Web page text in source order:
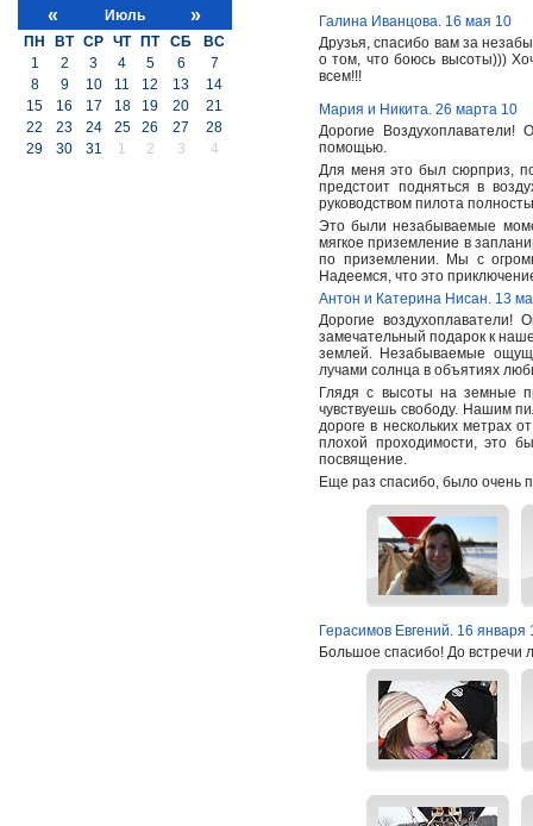
«
Июль »
ПН ВТ СР ЧТ ПТ СБ
ВС
1
2 3 4 5 6
7
8
9 10 11 12 13
14
15
16 17 18 19 20
21
22
23 24 25 26 27
28
29
30 31 1 2 3 4
Галина Иванцова. 16 мая 10
Друзья, спасибо вам за
о том, что боюсь высоты)))
всем!!!
Мария и Никита. 26 марта 10
Дорогие
помощью.
Для меня это был сюрприз,
предстоит подняться в
руководством пилота
Это были незабываемые
мягкое приземление в
по приземлении. Мы с
Надеемся, что это
Антон и Катерина Нисан. 13
Дорогие
замечательный подарок к
землей. Незабываемые
лучами солнца в объятиях
Глядя с высоты на земные
чувствуешь свободу. Нашим
дороге в нескольких метрах
плохой проходимости, это
посвящение.
Еще раз спасибо, было очень
Герасимов Евгений. 16 января
Большое спасибо! До встречи